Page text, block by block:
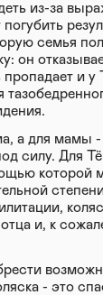
из-за
семья
он
пропадает и
а для мамы
силу. Для
которой
и, к
- это